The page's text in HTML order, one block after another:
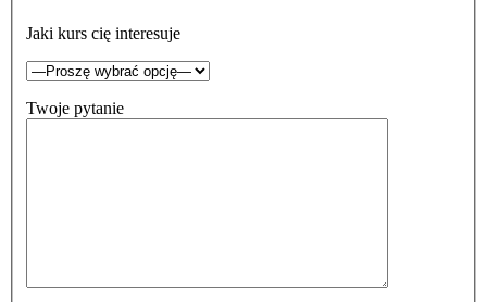
Jaki kurs cię interesuje
Twoje pytanie